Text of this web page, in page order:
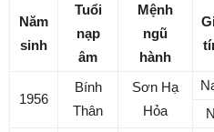
Năm
sinh
Tuổi
nạp
âm
Mệnh
ngũ
hành
1956
Bính
Thân
Sơn Hạ
Hỏa